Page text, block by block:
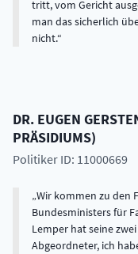
tritt, vom Gericht
man das sicherlich
nicht.
DR. EUGEN
PRÄSIDIUMS)
Politiker ID: 11000669
Wir kommen zu den
Bundesministers für
Lemper hat seine
Abgeordneter, ich